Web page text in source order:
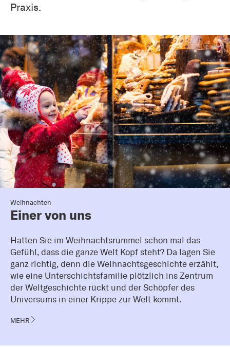
Praxis.
Weihnachten
Einer von uns
Hatten Sie im Weihnachtsrummel schon mal das
Gefühl, dass die ganze Welt Kopf steht? Da lagen Sie
ganz richtig, denn die Weihnachtsgeschichte erzählt,
wie eine Unterschichtsfamilie plötzlich ins Zentrum
der Weltgeschichte rückt und der Schöpfer des
Universums in einer Krippe zur Welt kommt.
MEHR